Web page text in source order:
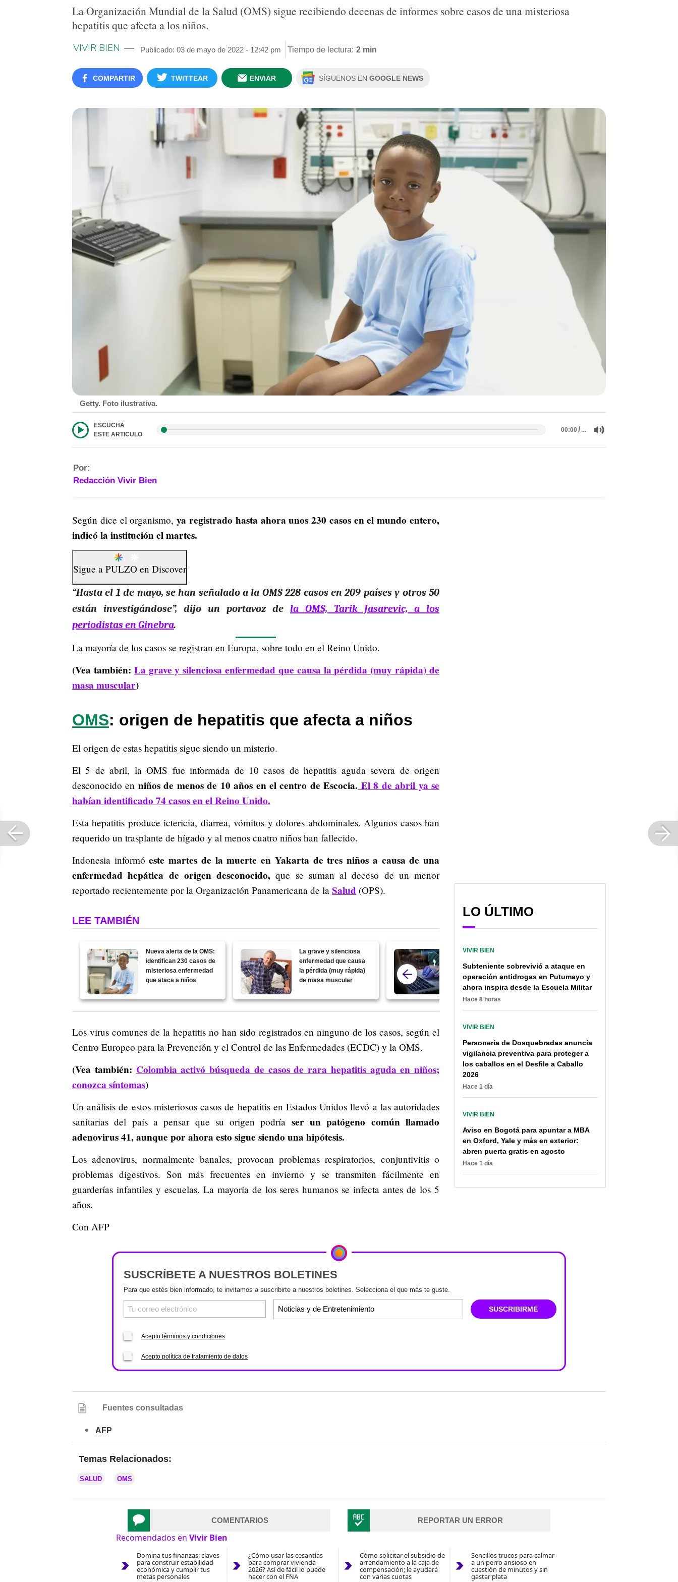
La Organización Mundial de la Salud (OMS) sigue recibiendo decenas de informes sobre casos de una misteriosa
hepatitis que afecta a los niños.
VIVIR BIEN Publicado: 03 de mayo de 2022 - 12:42 pm Tiempo de lectura: 2 min
COMPARTIR TWITTEAR ENVIAR SÍGUENOS EN GOOGLE NEWS
Getty. Foto ilustrativa.
ESCUCHA
ESTE ARTICULO
00:00/…
Por:
Redacción Vivir Bien
Según dice el organismo,ya registrado hasta ahora unos 230 casos en el mundo entero,
indicó la institución el martes.
Sigue a PULZO en Discover
“Hasta el 1 de mayo, se han señalado a la OMS 228 casos en 209 países y otros 50
están investigándose”, dijo un portavoz de la OMS, Tarik Jasarevic, a los
periodistas en Ginebra.
La mayoría de los casos se registran en Europa, sobre todo en el Reino Unido.
(Vea también: La grave y silenciosa enfermedad que causa la pérdida (muy rápida) de
masa muscular)
OMS: origen de hepatitis que afecta a niños
El origen de estas hepatitis sigue siendo un misterio.
El 5 de abril, la OMS fue informada de 10 casos de hepatitis aguda severa de origen
desconocido en niños de menos de 10 años en el centro de Escocia. El 8 de abril ya se
habían identificado 74 casos en el Reino Unido.
Esta hepatitis produce ictericia, diarrea, vómitos y dolores abdominales. Algunos casos han
requerido un trasplante de hígado y al menos cuatro niños han fallecido.
Indonesia informóeste martes de la muerte en Yakarta de tres niños a causa de una
enfermedad hepática de origen desconocido, que se suman al deceso de un menor
reportado recientemente por la Organización Panamericana de la Salud (OPS).
LEE TAMBIÉN
Nueva alerta de la OMS:
identifican 230 casos de
misteriosa enfermedad
que ataca a niños
La grave y silenciosa
enfermedad que causa
la pérdida (muy rápida)
de masa muscular
EPS suspende algunos
ataque informático
Los virus comunes de la hepatitis no han sido registrados en ninguno de los casos, según el
Centro Europeo para la Prevención y el Control de las Enfermedades (ECDC) y la OMS.
(Vea también: Colombia activó búsqueda de casos de rara hepatitis aguda en niños;
conozca síntomas)
Un análisis de estos misteriosos casos de hepatitis en Estados Unidos llevó a las autoridades
sanitarias del país a pensar que su origen podría ser un patógeno común llamado
adenovirus 41, aunque por ahora esto sigue siendo una hipótesis.
Los adenovirus, normalmente banales, provocan problemas respiratorios, conjuntivitis o
problemas digestivos. Son más frecuentes en invierno y se transmiten fácilmente en
guarderías infantiles y escuelas. La mayoría de los seres humanos se infecta antes de los 5
años.
Con AFP
LO ÚLTIMO
VIVIR BIEN
Subteniente sobrevivió a ataque en
operación antidrogas en Putumayo y
ahora inspira desde la Escuela Militar
Hace 8 horas
VIVIR BIEN
Personería de Dosquebradas anuncia
vigilancia preventiva para proteger a
los caballos en el Desfile a Caballo
2026
Hace 1 día
VIVIR BIEN
Aviso en Bogotá para apuntar a MBA
en Oxford, Yale y más en exterior:
abren puerta gratis en agosto
Hace 1 día
SUSCRÍBETE A NUESTROS BOLETINES
Para que estés bien informado, te invitamos a suscribirte a nuestros boletines. Selecciona el que más te guste.
SUSCRIBIRME
Acepto términos y condiciones
Acepto política de tratamiento de datos
Fuentes consultadas
AFP
Temas Relacionados:
SALUD OMS
COMENTARIOS REPORTAR UN ERROR
Recomendados en Vivir Bien
Domina tus finanzas: claves
para construir estabilidad
económica y cumplir tus
metas personales
¿Cómo usar las cesantías
para comprar vivienda
2026? Así de fácil lo puede
hacer con el FNA
Cómo solicitar el subsidio de
arrendamiento a la caja de
compensación; le ayudará
con varias cuotas
Sencillos trucos para calmar
a un perro ansioso en
cuestión de minutos y sin
gastar plata